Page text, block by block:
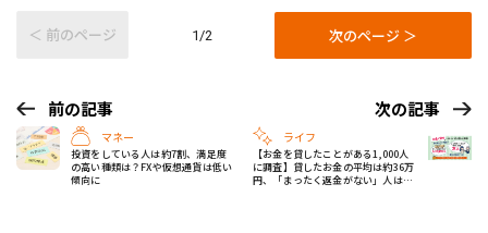
＜ 前のページ 1/2 次のページ ＞
前の記事
マネー
投資をしている人は約7割、満足度
の高い種類は？FXや仮想通貨は低い
傾向に
次の記事
ライフ
【お金を貸したことがある1,000人
に調査】貸したお金の平均は約36万
円、「まったく返金がない」人は